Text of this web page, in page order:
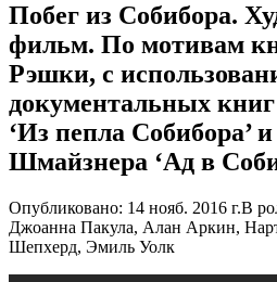
Побег из Собибора.
фильм. По мотивам
Рэшки, с
документальных
‘Из пепла Собибора’
Шмайзнера ‘Ад в
Опубликовано: 14 нояб. 2016 г.В
Джоанна Пакула, Алан Аркин,
Шепхерд, Эмиль Уолк